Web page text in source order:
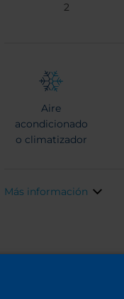
2
Aire
acondicionado
o climatizador
Más información